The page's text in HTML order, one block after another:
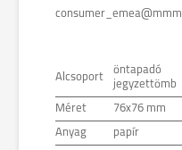
Alcsoport
öntapadó
jegyzettömb
Méret 76x76 mm
Anyag papír